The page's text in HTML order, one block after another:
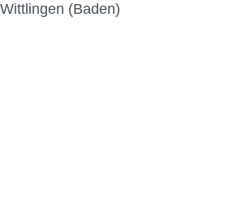
Wittlingen (Baden)